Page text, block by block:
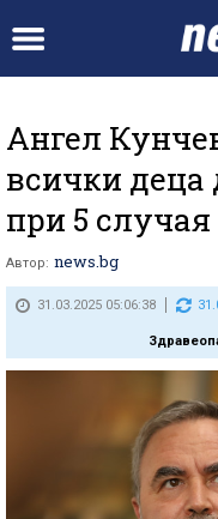
Ангел
всички деца
при 5
Автор: news.bg
31.03.2025 05:06:38